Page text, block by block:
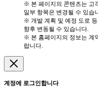
※ 본 페이지의 콘텐츠는 고
일부 항목은 변경될 수 있습
※ 개발 계획 및 예정 도로
향후 변동될 수 있습니다.
※ 본 홈페이지의 정보는 계
랍니다.
계정에 로그인합니다